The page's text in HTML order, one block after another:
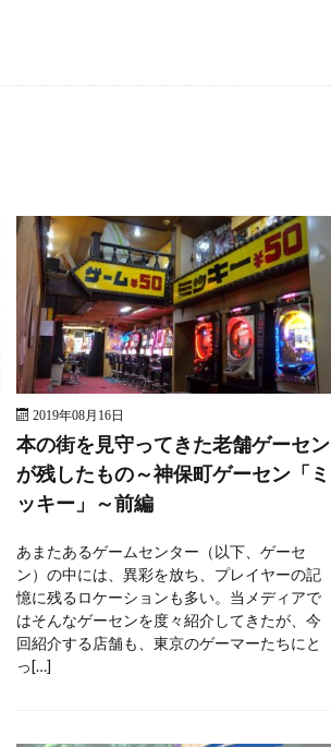
2019年08月16日
本の街を見守ってきた老舗ゲーセン
が残したもの～神保町ゲーセン「ミ
ッキー」～前編
あまたあるゲームセンター（以下、ゲーセ
ン）の中には、異彩を放ち、プレイヤーの記
憶に残るロケーションも多い。当メディアで
はそんなゲーセンを度々紹介してきたが、今
回紹介する店舗も、東京のゲーマーたちにと
っ[…]